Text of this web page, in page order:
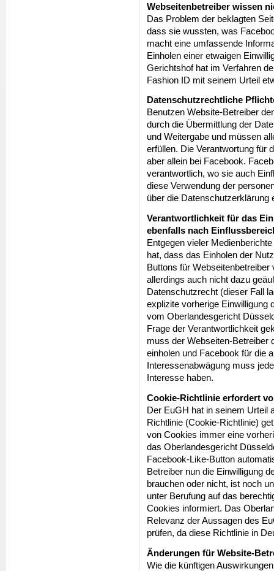
Webseitenbetreiber wissen
Das Problem der beklagten
dass sie wussten, was
macht eine umfassende
Einholen einer etwaigen
Gerichtshof hat im Verfahren
Fashion ID mit seinem Urteil
Datenschutzrechtliche
Benutzen Website-Betreiber
durch die Übermittlung der
und Weitergabe und müssen
erfüllen. Die Verantwortung für
aber allein bei Facebook.
verantwortlich, wo sie auch
diese Verwendung der
über die Datenschutzerklärung
Verantwortlichkeit für das
ebenfalls nach
Entgegen vieler
hat, dass das Einholen der
Buttons für
allerdings auch nicht dazu
Datenschutzrecht (dieser Fall
explizite vorherige Einwilligung
vom Oberlandesgericht
Frage der Verantwortlichkeit
muss der Webseiten-Betreiber
einholen und Facebook für die
Interessenabwägung muss
Interesse haben.
Cookie-Richtlinie erfordert
Der EuGH hat in seinem Urteil
Richtlinie (Cookie-Richtlinie)
von Cookies immer eine
das Oberlandesgericht
Facebook-Like-Button
Betreiber nun die Einwilligung
brauchen oder nicht, ist noch
unter Berufung auf das
Cookies informiert. Das
Relevanz der Aussagen des
prüfen, da diese Richtlinie in
Änderungen für Website-
Wie die künftigen